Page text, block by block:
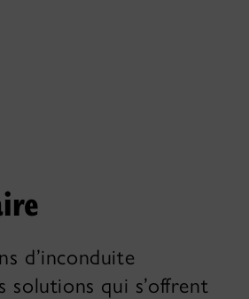
d’inconduite
solutions qui s’offrent